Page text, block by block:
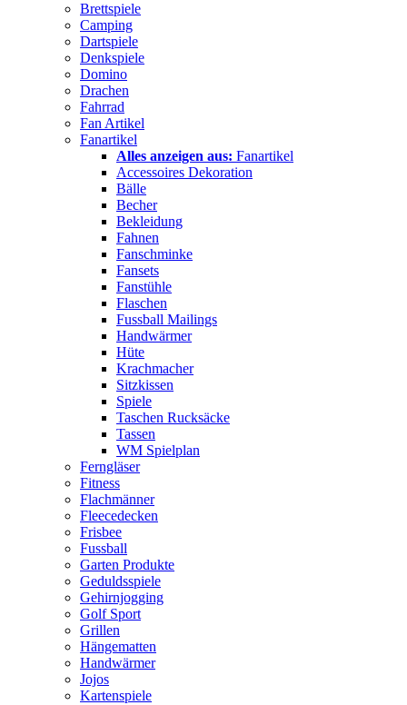
Brettspiele
Camping
Dartspiele
Denkspiele
Domino
Drachen
Fahrrad
Fan Artikel
Fanartikel
Alles anzeigen aus: Fanartikel
Accessoires Dekoration
Bälle
Becher
Bekleidung
Fahnen
Fanschminke
Fansets
Fanstühle
Flaschen
Fussball Mailings
Handwärmer
Hüte
Krachmacher
Sitzkissen
Spiele
Taschen Rucksäcke
Tassen
WM Spielplan
Ferngläser
Fitness
Flachmänner
Fleecedecken
Frisbee
Fussball
Garten Produkte
Geduldsspiele
Gehirnjogging
Golf Sport
Grillen
Hängematten
Handwärmer
Jojos
Kartenspiele